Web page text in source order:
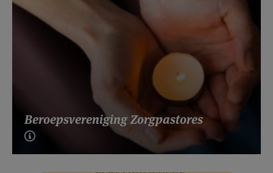
Beroepsvereniging Zorgpastores